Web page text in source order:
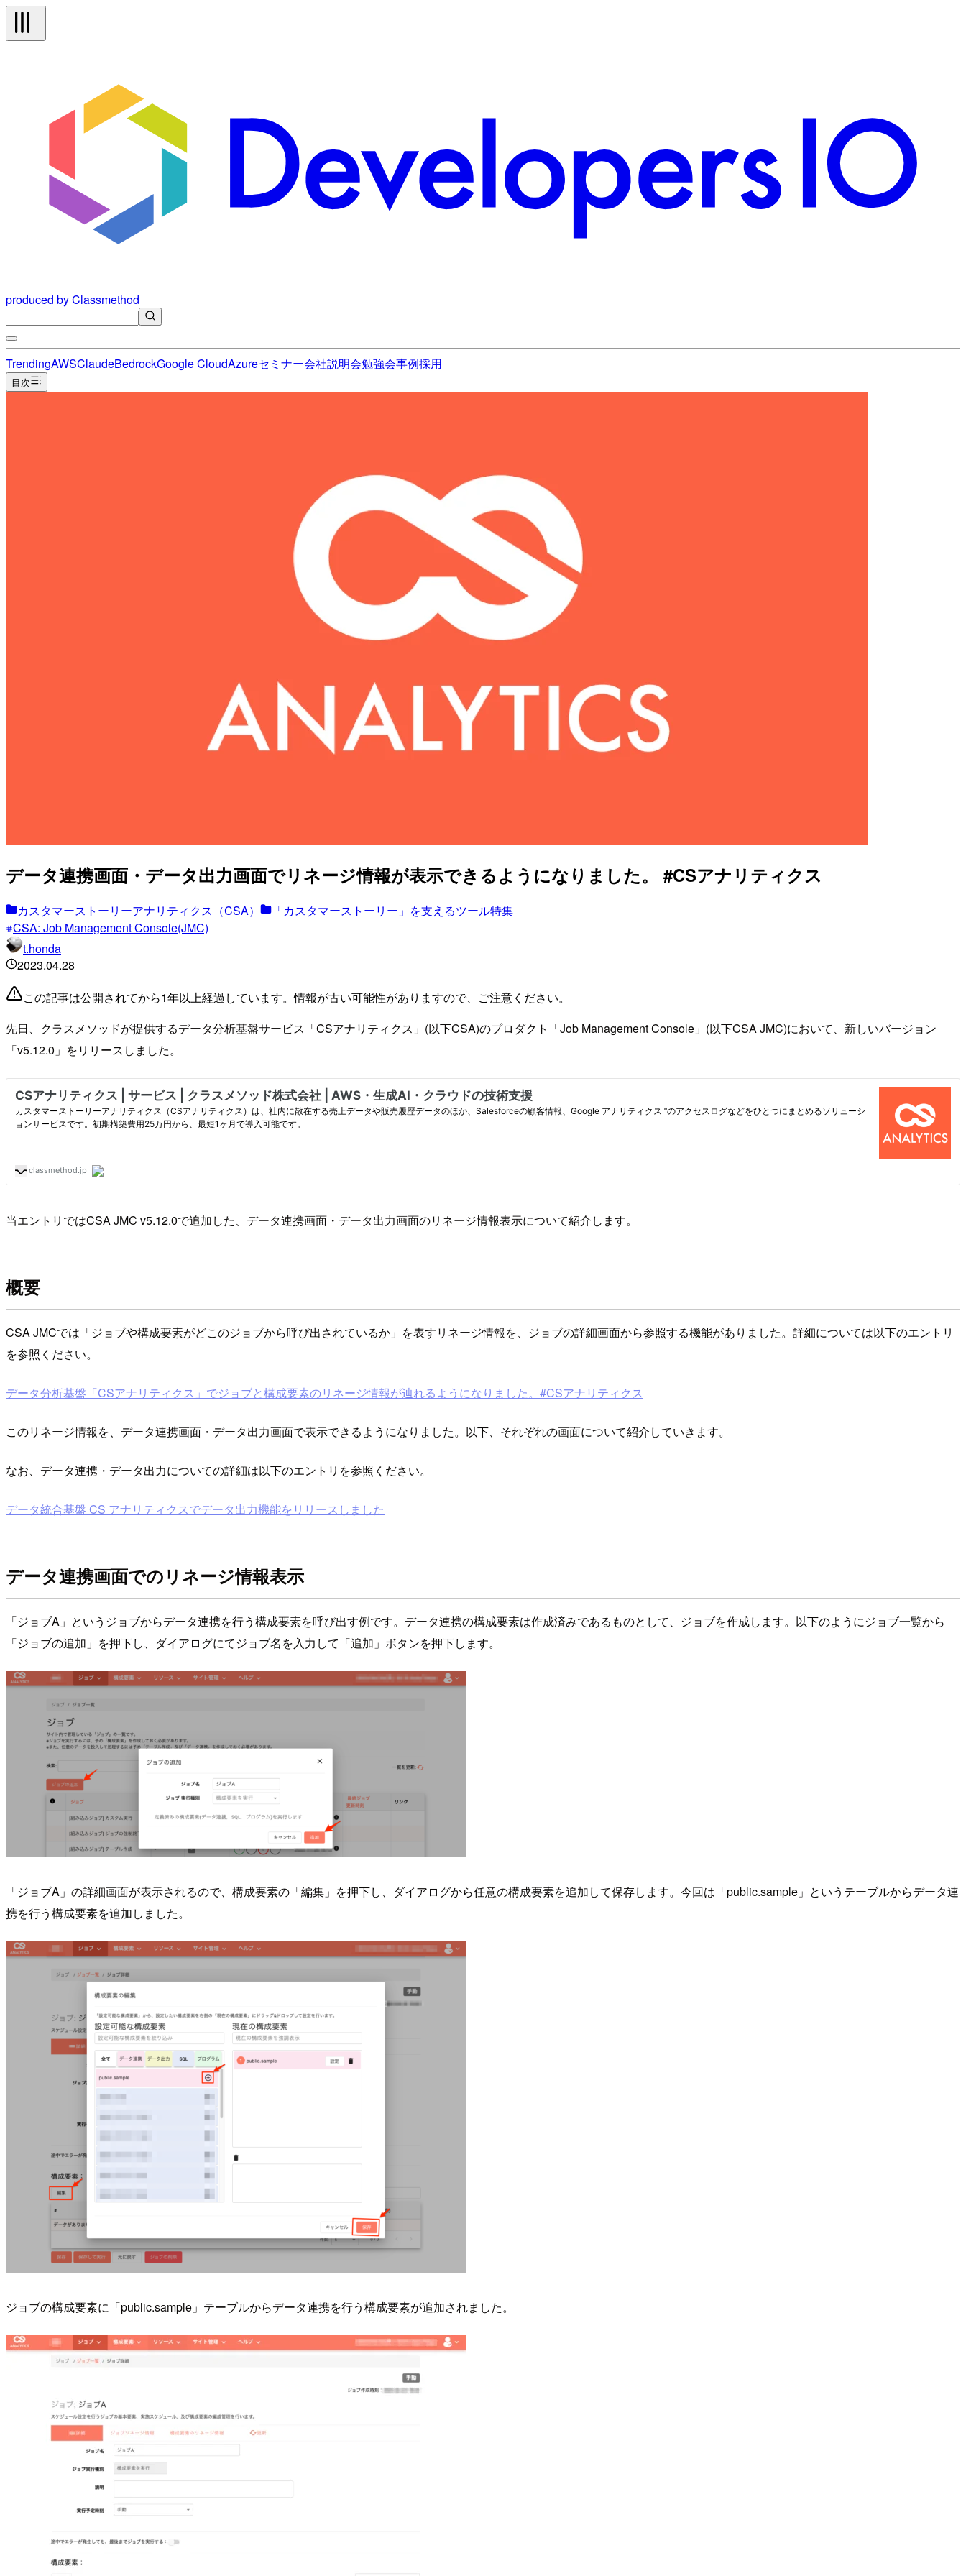
produced by Classmethod
TrendingAWSClaudeBedrockGoogle CloudAzureセミナー会社説明会勉強会事例採用
目次
データ連携画面・データ出力画面でリネージ情報が表示できるようになりました。 #CSアナリティクス
カスタマーストーリーアナリティクス（CSA）
「カスタマーストーリー」を支えるツール特集
CSA: Job Management Console(JMC)
t.honda
2023.04.28
この記事は公開されてから1年以上経過しています。情報が古い可能性がありますので、ご注意ください。
先日、クラスメソッドが提供するデータ分析基盤サービス「CSアナリティクス」(以下CSA)のプロダクト「Job Management Console」(以下CSA JMC)において、新しいバージョン
「v5.12.0」をリリースしました。
当エントリではCSA JMC v5.12.0で追加した、データ連携画面・データ出力画面のリネージ情報表示について紹介します。
概要
CSA JMCでは「ジョブや構成要素がどこのジョブから呼び出されているか」を表すリネージ情報を、ジョブの詳細画面から参照する機能がありました。詳細については以下のエントリ
を参照ください。
データ分析基盤「CSアナリティクス」でジョブと構成要素のリネージ情報が辿れるようになりました。#CSアナリティクス
このリネージ情報を、データ連携画面・データ出力画面で表示できるようになりました。以下、それぞれの画面について紹介していきます。
なお、データ連携・データ出力についての詳細は以下のエントリを参照ください。
データ統合基盤 CS アナリティクスでデータ出力機能をリリースしました
データ連携画面でのリネージ情報表示
「ジョブA」というジョブからデータ連携を行う構成要素を呼び出す例です。データ連携の構成要素は作成済みであるものとして、ジョブを作成します。以下のようにジョブ一覧から
「ジョブの追加」を押下し、ダイアログにてジョブ名を入力して「追加」ボタンを押下します。
「ジョブA」の詳細画面が表示されるので、構成要素の「編集」を押下し、ダイアログから任意の構成要素を追加して保存します。今回は「public.sample」というテーブルからデータ連
携を行う構成要素を追加しました。
ジョブの構成要素に「public.sample」テーブルからデータ連携を行う構成要素が追加されました。